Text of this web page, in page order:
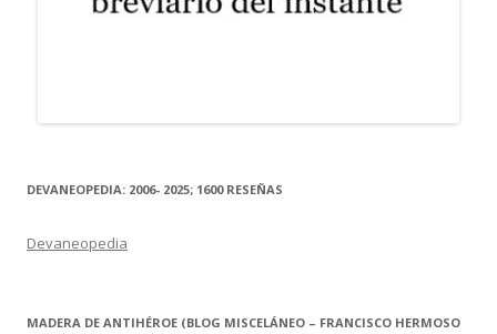
DEVANEOPEDIA: 2006- 2025; 1600 RESEÑAS
Devaneopedia
MADERA DE ANTIHÉROE (BLOG MISCELÁNEO – FRANCISCO HERMOSO